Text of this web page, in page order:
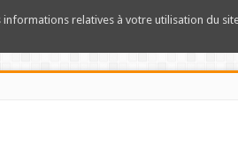
relatives à votre utilisation du